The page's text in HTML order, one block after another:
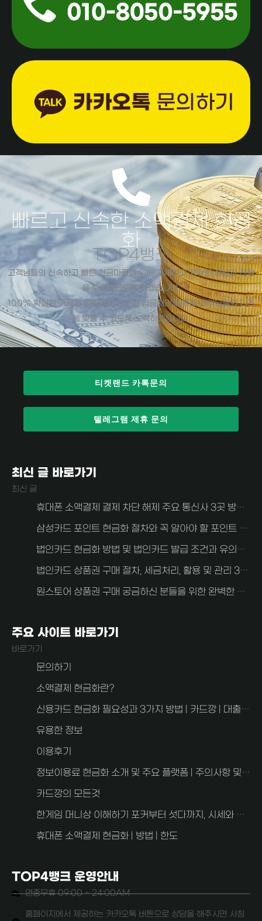
빠르고 신속한 소액결제 현금
화
TOP4뱅크
고객님들의 신속하고 빠른 현금마련을 위해 자세하고 정확한 상담과 진행
을 도와드리도록 하겠습니다.
100% 확실한 거래와 5분 이내 신속한 입금처리를 통해 고객님들의 니즈
에 맞출 수 있도록 노력하겠습니다.
티켓랜드 카톡문의
텔레그램 제휴 문의
최신 글 바로가기
최신 글
휴대폰 소액결제 결제 차단 해제 주요 통신사 3곳 방법 알아보자 (SKT, KT, LG U+)
삼성카드 포인트 현금화 절차와 꼭 알아야 할 포인트 현금화 주의사항
법인카드 현금화 방법 및 법인카드 발급 조건과 유의사항 알아보자
법인카드 상품권 구매 절차, 세금처리, 활용 및 관리 3가지 중요한 사항 안내
원스토어 상품권 구매 궁금하신 분들을 위한 완벽한 가이드
주요 사이트 바로가기
바로가기
문의하기
소액결제 현금화란?
신용카드 현금화 필요성과 3가지 방법 | 카드깡 | 대출과 차이점
유용한 정보
이용후기
정보이용료 현금화 소개 및 주요 플랫폼 | 주의사항 및 FAQ 2가지
카드깡의 모든것
한게임 머니상 이해하기 포커부터 섯다까지, 시세와 사기 예방 안내
휴대폰 소액결제 현금화 | 방법 | 한도
TOP4뱅크 운영안내
연중무휴 09:00 ~ 24:00AM
홈페이지에서 제공하는 카카오톡 버튼으로 상담을 해주시면 사칭